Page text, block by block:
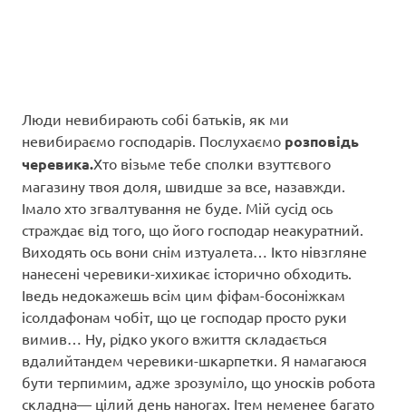
Люди невибирають собі батьків, як ми
невибираємо господарів. Послухаємо розповідь
черевика.Хто візьме тебе сполки взуттєвого
магазину твоя доля, швидше за все, назавжди.
Імало хто згвалтування не буде. Мій сусід ось
страждає від того, що його господар неакуратний.
Виходять ось вони снім изтуалета… Ікто нівзгляне
нанесені черевики-хихикає історично обходить.
Іведь недокажешь всім цим фіфам-босоніжкам
ісолдафонам чобіт, що це господар просто руки
вимив… Ну, рідко укого вжиття складається
вдалийтандем черевики-шкарпетки. Я намагаюся
бути терпимим, адже зрозуміло, що уносків робота
складна— цілий день наногах. Ітем неменее багато